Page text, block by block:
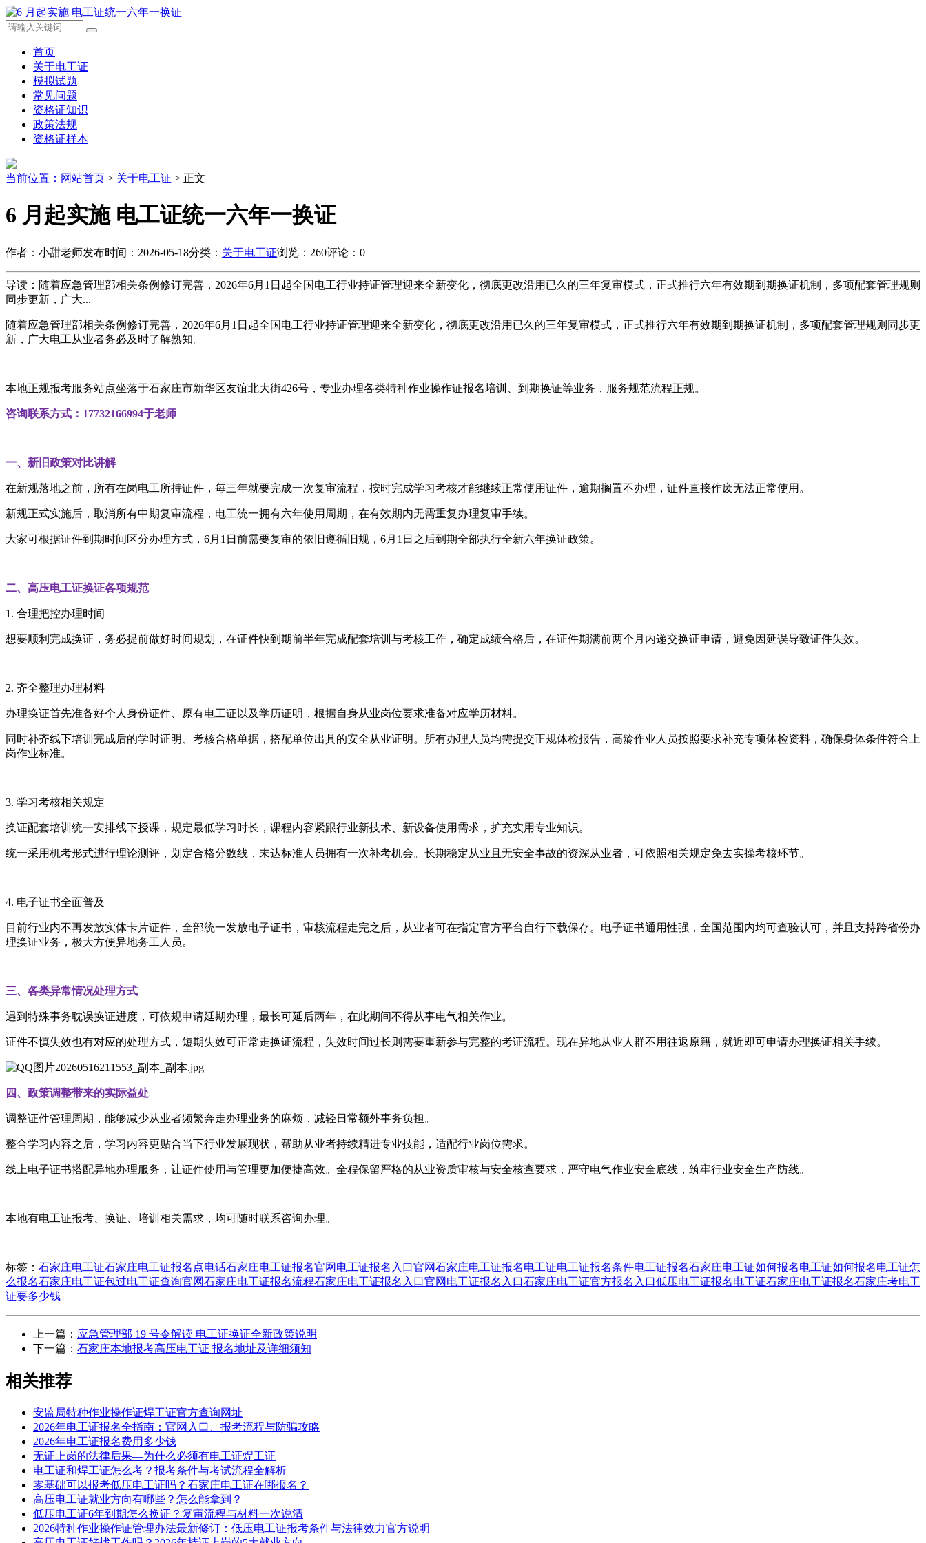
首页
关于电工证
模拟试题
常见问题
资格证知识
政策法规
资格证样本
当前位置： 网站首页 > 关于电工证 > 正文
6 月起实施 电工证统一六年一换证
作者：小甜老师发布时间：2026-05-18分类： 关于电工证浏览：260评论：0
导读：随着应急管理部相关条例修订完善，2026年6月1日起全国电工行业持证管理迎来全新变化，彻底更改沿用已久的三年复审模式，正式推行六年有效期到期换证机制，多项配套管理规则
同步更新，广大...
随着应急管理部相关条例修订完善，2026年6月1日起全国电工行业持证管理迎来全新变化，彻底更改沿用已久的三年复审模式，正式推行六年有效期到期换证机制，多项配套管理规则同步更
新，广大电工从业者务必及时了解熟知。
本地正规报考服务站点坐落于石家庄市新华区友谊北大街426号，专业办理各类特种作业操作证报名培训、到期换证等业务，服务规范流程正规。
咨询联系方式：17732166994于老师
一、新旧政策对比讲解
在新规落地之前，所有在岗电工所持证件，每三年就要完成一次复审流程，按时完成学习考核才能继续正常使用证件，逾期搁置不办理，证件直接作废无法正常使用。
新规正式实施后，取消所有中期复审流程，电工统一拥有六年使用周期，在有效期内无需重复办理复审手续。
大家可根据证件到期时间区分办理方式，6月1日前需要复审的依旧遵循旧规，6月1日之后到期全部执行全新六年换证政策。
二、高压电工证换证各项规范
1. 合理把控办理时间
想要顺利完成换证，务必提前做好时间规划，在证件快到期前半年完成配套培训与考核工作，确定成绩合格后，在证件期满前两个月内递交换证申请，避免因延误导致证件失效。
2. 齐全整理办理材料
办理换证首先准备好个人身份证件、原有电工证以及学历证明，根据自身从业岗位要求准备对应学历材料。
同时补齐线下培训完成后的学时证明、考核合格单据，搭配单位出具的安全从业证明。所有办理人员均需提交正规体检报告，高龄作业人员按照要求补充专项体检资料，确保身体条件符合上
岗作业标准。
3. 学习考核相关规定
换证配套培训统一安排线下授课，规定最低学习时长，课程内容紧跟行业新技术、新设备使用需求，扩充实用专业知识。
统一采用机考形式进行理论测评，划定合格分数线，未达标准人员拥有一次补考机会。长期稳定从业且无安全事故的资深从业者，可依照相关规定免去实操考核环节。
4. 电子证书全面普及
目前行业内不再发放实体卡片证件，全部统一发放电子证书，审核流程走完之后，从业者可在指定官方平台自行下载保存。电子证书通用性强，全国范围内均可查验认可，并且支持跨省份办
理换证业务，极大方便异地务工人员。
三、各类异常情况处理方式
遇到特殊事务耽误换证进度，可依规申请延期办理，最长可延后两年，在此期间不得从事电气相关作业。
证件不慎失效也有对应的处理方式，短期失效可正常走换证流程，失效时间过长则需要重新参与完整的考证流程。现在异地从业人群不用往返原籍，就近即可申请办理换证相关手续。
四、政策调整带来的实际益处
调整证件管理周期，能够减少从业者频繁奔走办理业务的麻烦，减轻日常额外事务负担。
整合学习内容之后，学习内容更贴合当下行业发展现状，帮助从业者持续精进专业技能，适配行业岗位需求。
线上电子证书搭配异地办理服务，让证件使用与管理更加便捷高效。全程保留严格的从业资质审核与安全核查要求，严守电气作业安全底线，筑牢行业安全生产防线。
本地有电工证报考、换证、培训相关需求，均可随时联系咨询办理。
标签： 石家庄电工证石家庄电工证报名点电话石家庄电工证报名官网 电工证报名入口官网石家庄电工证报名电工证电工证报名条件电工证报名石家庄电工证如何报名电工证如何报名电工证怎
么报名石家庄电工证包过电工证查询官网石家庄电工证报名流程石家庄电工证报名入口官网 电工证报名入口石家庄电工证官方报名入口低压电工证报名电工证石家庄电工证报名石家庄考电工
证要多少钱
上一篇： 应急管理部 19 号令解读 电工证换证全新政策说明
下一篇： 石家庄本地报考高压电工证 报名地址及详细须知
相关推荐
安监局特种作业操作证焊工证官方查询网址
2026年电工证报名全指南：官网入口、报考流程与防骗攻略
2026年电工证报名费用多少钱
无证上岗的法律后果—为什么必须有电工证焊工证
电工证和焊工证怎么考？报考条件与考试流程全解析
零基础可以报考低压电工证吗？石家庄电工证在哪报名？
高压电工证就业方向有哪些？怎么能拿到？
低压电工证6年到期怎么换证？复审流程与材料一次说清
2026特种作业操作证管理办法最新修订：低压电工证报考条件与法律效力官方说明